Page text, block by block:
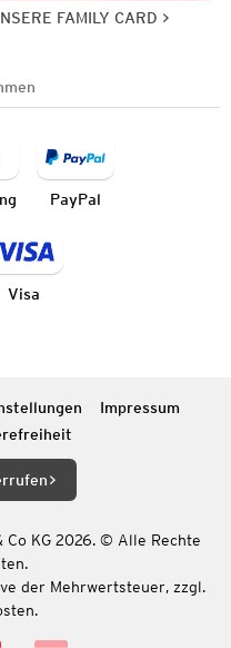
FAMILY CARD
PayPal
Visa
Impressum
Co KG 2026. © Alle Rechte
der Mehrwertsteuer, zzgl.